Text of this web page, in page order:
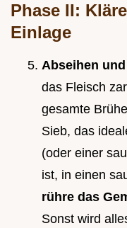
Phase II:
Einlage
Abseihen
das Fleisch
gesamte
Sieb, das
(oder einer
ist, in einen
rühre das
Sonst wird